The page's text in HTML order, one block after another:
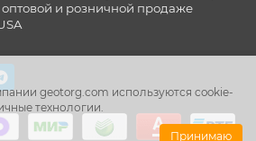
geotorg.com используются cookie-
технологии.
Принимаю
и розничной продаже